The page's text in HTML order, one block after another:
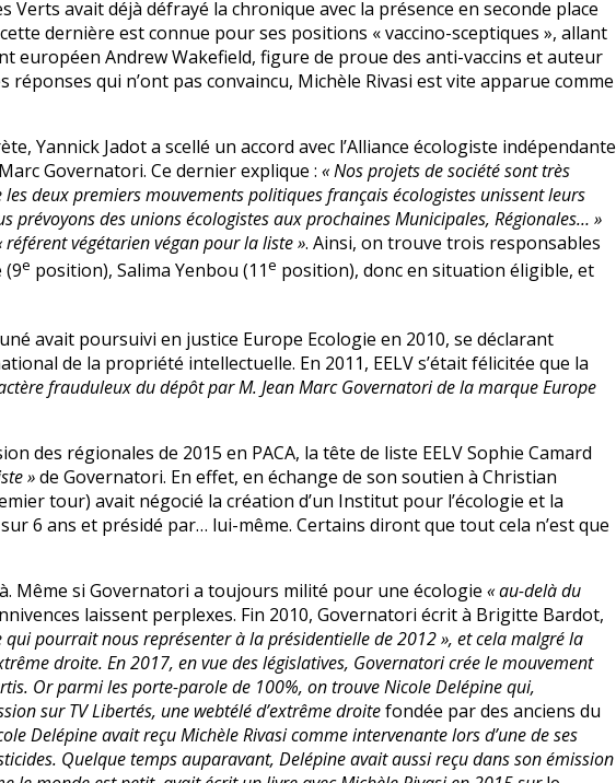
Verts avait déjà défrayé la chronique avec la présence en seconde place
dernière est connue pour ses positions « vaccino-sceptiques », allant
européen Andrew Wakefield, figure de proue des anti-vaccins et auteur
qui n’ont pas convaincu, Michèle Rivasi est vite apparue comme
Yannick Jadot a scellé un accord avec l’Alliance écologiste indépendante
Governatori. Ce dernier explique : « Nos projets de société sont très
deux premiers mouvements politiques français écologistes unissent leurs
prévoyons des unions écologistes aux prochaines Municipales, Régionales… »
référent végétarien végan pour la liste ». Ainsi, on trouve trois responsables
(9e position), Salima Yenbou (11e position), donc en situation éligible, et
avait poursuivi en justice Europe Ecologie en 2010, se déclarant
de la propriété intellectuelle. En 2011, EELV s’était félicitée que la
frauduleux du dépôt par M. Jean Marc Governatori de la marque Europe
des régionales de 2015 en PACA, la tête de liste EELV Sophie Camard
»de Governatori. En effet, en échange de son soutien à Christian
tour) avait négocié la création d’un Institut pour l’écologie et la
6 ans et présidé par… lui-même. Certains diront que tout cela n’est que
Même si Governatori a toujours milité pour une écologie « au-delà du
laissent perplexes. Fin 2010, Governatori écrit à Brigitte Bardot,
pourrait nous représenter à la présidentielle de 2012 », et cela malgré la
droite. En 2017, en vue des législatives, Governatori crée le mouvement
Or parmi les porte-parole de 100%, on trouve Nicole Delépine qui,
sur TV Libertés, une webtélé d’extrême droitefondée par des anciens du
Delépine avait reçu Michèle Rivasi comme intervenante lors d’une de ses
Quelque temps auparavant, Delépine avait aussi reçu dans son émission